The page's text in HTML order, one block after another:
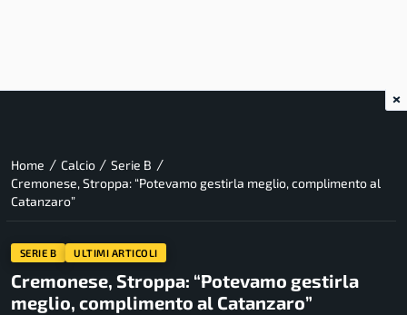
Home / Calcio / Serie B /
Cremonese, Stroppa: “Potevamo gestirla meglio, complimento al
Catanzaro”
SERIE B ULTIMI ARTICOLI
Cremonese, Stroppa: “Potevamo gestirla
meglio, complimento al Catanzaro”
×